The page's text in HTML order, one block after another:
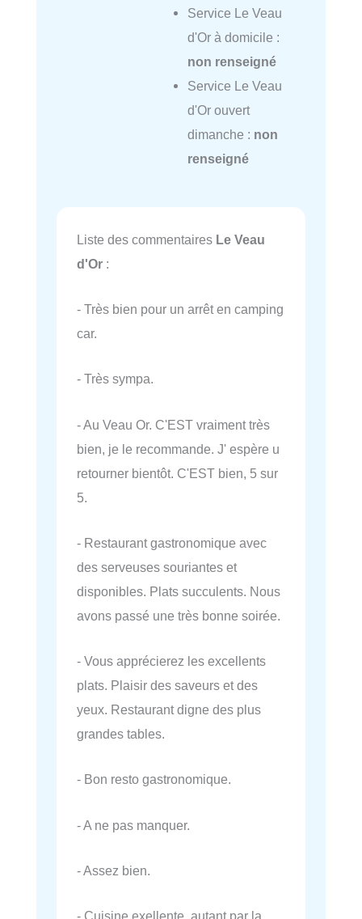
Service Le Veau
d'Or à domicile :
non renseigné
Service Le Veau
d'Or ouvert
dimanche : non
renseigné
Liste des commentaires Le Veau
d'Or :
- Très bien pour un arrêt en camping
car.
- Très sympa.
- Au Veau Or. C'EST vraiment très
bien, je le recommande. J' espère u
retourner bientôt. C'EST bien, 5 sur
5.
- Restaurant gastronomique avec
des serveuses souriantes et
disponibles. Plats succulents. Nous
avons passé une très bonne soirée.
- Vous apprécierez les excellents
plats. Plaisir des saveurs et des
yeux. Restaurant digne des plus
grandes tables.
- Bon resto gastronomique.
- A ne pas manquer.
- Assez bien.
- Cuisine exellente, autant par la